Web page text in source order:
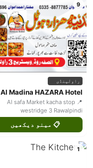
9
راولپنڈی
Al Madina HAZARA Hotel
📍 Al safa Market kacha stop
westridge 3 Rawalpindi
📋 مینو دیکھیں
1